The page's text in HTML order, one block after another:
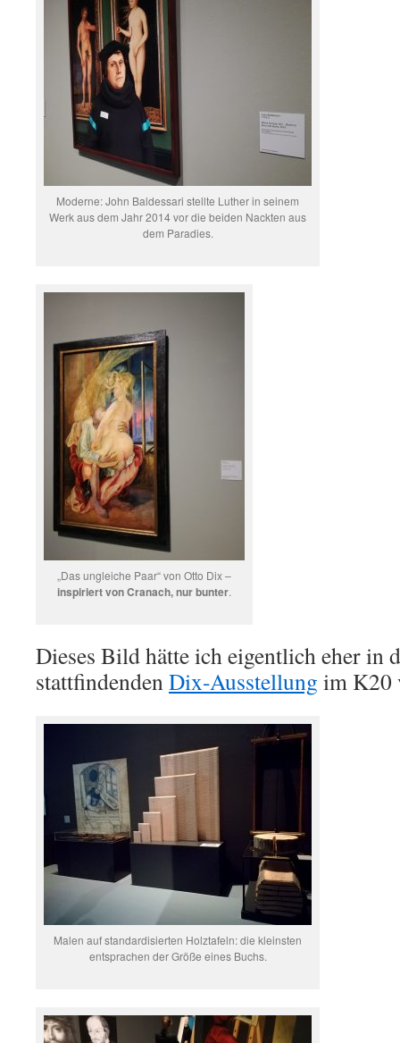
Moderne: John Baldessari stellte Luther in seinem
Werk aus dem Jahr 2014 vor die beiden Nackten aus
dem Paradies.
„Das ungleiche Paar“ von Otto Dix –
inspiriert von Cranach, nur bunter.
Dieses Bild hätte ich eigentlich eher in
stattfindendenDix-Ausstellung im K20
Malen auf standardisierten Holztafeln: die kleinsten
entsprachen der Größe eines Buchs.